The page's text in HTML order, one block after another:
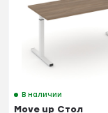
В наличии
Move up Стол